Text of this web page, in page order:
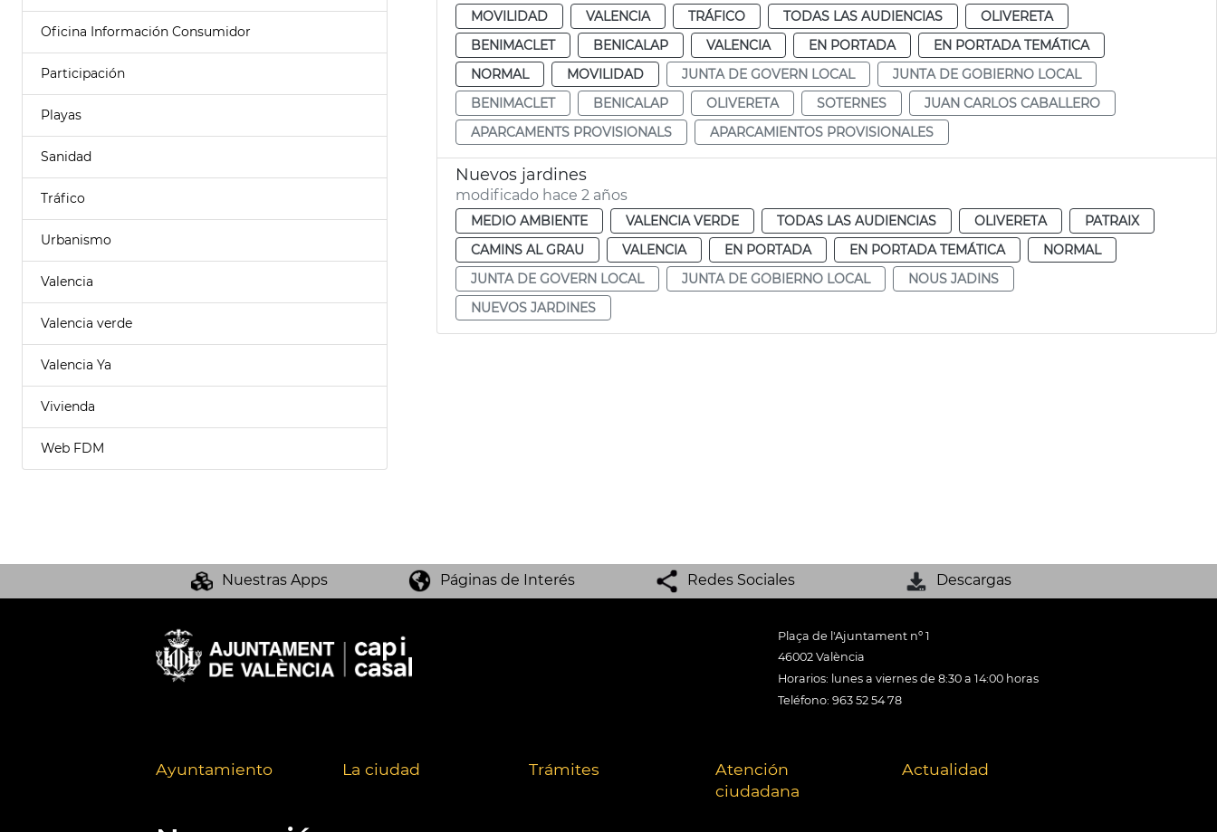
Oficina Información Consumidor
Participación
Playas
Sanidad
Tráfico
Urbanismo
Valencia
Valencia verde
Valencia Ya
Vivienda
Web FDM
MOVILIDAD VALENCIA TRÁFICO TODAS LAS AUDIENCIAS
OLIVERETA
BENIMACLET
BENICALAP VALENCIA EN PORTADA
EN PORTADA TEMÁTICA
NORMAL
MOVILIDAD JUNTA DE GOVERN LOCAL
JUNTA DE GOBIERNO LOCAL
BENIMACLET
BENICALAP OLIVERETA SOTERNES
JUAN CARLOS CABALLERO
APARCAMENTS PROVISIONALS
APARCAMIENTOS PROVISIONALES
Nuevos jardines
modificado hace 2 años
MEDIO AMBIENTE VALENCIA VERDE TODAS LAS AUDIENCIAS OLIVERETA
PATRAIX
CAMINS AL GRAU
VALENCIA EN PORTADA EN PORTADA TEMÁTICA
NORMAL
JUNTA DE GOVERN LOCAL
JUNTA DE GOBIERNO LOCAL
NOUS JADINS
NUEVOS JARDINES
Nuestras Apps Páginas de Interés Redes Sociales Descargas
Plaça de l'Ajuntament nº 1
46002 València
Horarios: lunes a viernes de 8:30 a 14:00 horas
Teléfono: 963 52 54 78
Ayuntamiento La ciudad Trámites
Atención
ciudadana
Actualidad